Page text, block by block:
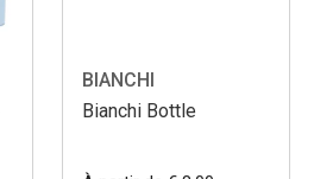
BIANCHI
Bianchi Bottle